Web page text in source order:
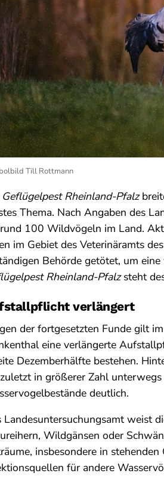
Till Rottmann
Geflügelpest Rheinland-Pfalz
Thema. Nach Angaben des
100 Wildvögeln im Land.
im Gebiet des Veterinäramts
Behörde getötet, um
Rheinland-Pfalzsteht
verlängert
der fortgesetzten Funde gilt
eine verlängerte
Dezemberhälfte bestehen.
in größerer Zahl
deutlich.
Landesuntersuchungsamt weist
Wildgänsen oder
insbesondere in
für andere